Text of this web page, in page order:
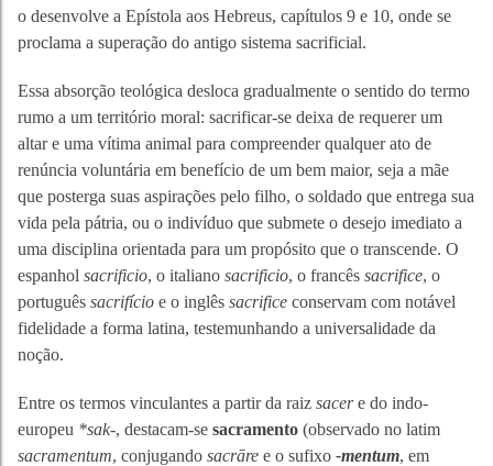
o desenvolve a Epístola aos Hebreus, capítulos 9 e 10, onde se
proclama a superação do antigo sistema sacrificial.
Essa absorção teológica desloca gradualmente o sentido do termo
rumo a um território moral: sacrificar-se deixa de requerer um
altar e uma vítima animal para compreender qualquer ato de
renúncia voluntária em benefício de um bem maior, seja a mãe
que posterga suas aspirações pelo filho, o soldado que entrega sua
vida pela pátria, ou o indivíduo que submete o desejo imediato a
uma disciplina orientada para um propósito que o transcende. O
espanhol sacrificio, o italiano sacrificio, o francês sacrifice, o
português sacrifício e o inglês sacrifice conservam com notável
fidelidade a forma latina, testemunhando a universalidade da
noção.
Entre os termos vinculantes a partir da raiz sacere do indo-
europeu *sak-, destacam-se sacramento (observado no latim
sacramentum, conjugando sacrāre e o sufixo -mentum, em